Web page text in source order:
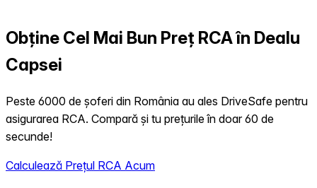
Obține Cel Mai Bun Preț RCA în Dealu
Capsei
Peste 6000 de șoferi din România au ales DriveSafe pentru
asigurarea RCA. Compară și tu prețurile în doar 60 de
secunde!
Calculează Prețul RCA Acum